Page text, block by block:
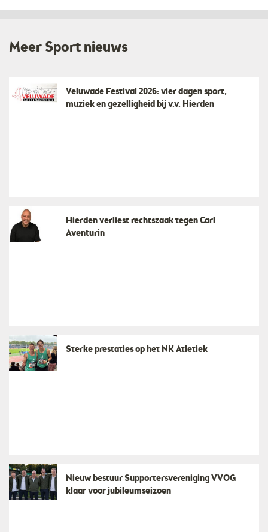
Meer Sport nieuws
Veluwade Festival 2026: vier dagen sport,
muziek en gezelligheid bij v.v. Hierden
Hierden verliest rechtszaak tegen Carl
Aventurin
Sterke prestaties op het NK Atletiek
Nieuw bestuur Supportersvereniging VVOG
klaar voor jubileumseizoen